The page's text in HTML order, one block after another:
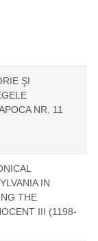
ŞI
NR. 11
IN
THE
III (1198-